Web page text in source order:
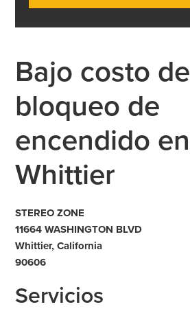
Bajo costo de
bloqueo de
encendido en
Whittier
STEREO ZONE
11664 WASHINGTON BLVD
Whittier, California
90606
Servicios